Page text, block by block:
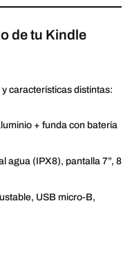
de tu Kindle
características distintas:
+ funda con batería
agua (IPX8), pantalla 7”, 8
USB micro-B,